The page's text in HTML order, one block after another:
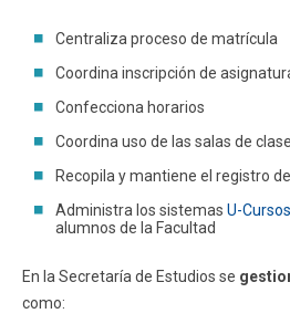
Centraliza proceso de matrícula
Coordina inscripción de
Confecciona horarios
Coordina uso de las salas de
Recopila y mantiene el registro
Administra los sistemas U-Cursos
alumnos de la Facultad
En la Secretaría de Estudios se
como: